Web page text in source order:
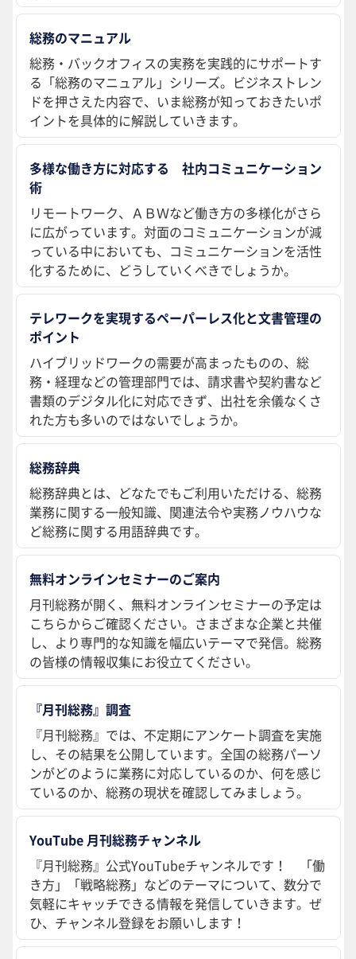
総務のマニュアル
総務・バックオフィスの実務を実践的にサポートす
る「総務のマニュアル」シリーズ。ビジネストレン
ドを押さえた内容で、いま総務が知っておきたいポ
イントを具体的に解説していきます。
多様な働き方に対応する 社内コミュニケーション
術
リモートワーク、ＡＢＷなど働き方の多様化がさら
に広がっています。対面のコミュニケーションが減
っている中においても、コミュニケーションを活性
化するために、どうしていくべきでしょうか。
テレワークを実現するペーパーレス化と文書管理の
ポイント
ハイブリッドワークの需要が高まったものの、総
務・経理などの管理部門では、請求書や契約書など
書類のデジタル化に対応できず、出社を余儀なくさ
れた方も多いのではないでしょうか。
総務辞典
総務辞典とは、どなたでもご利用いただける、総務
業務に関する一般知識、関連法令や実務ノウハウな
ど総務に関する用語辞典です。
無料オンラインセミナーのご案内
月刊総務が開く、無料オンラインセミナーの予定は
こちらからご確認ください。さまざまな企業と共催
し、より専門的な知識を幅広いテーマで発信。総務
の皆様の情報収集にお役立てください。
『月刊総務』調査
『月刊総務』では、不定期にアンケート調査を実施
し、その結果を公開しています。全国の総務パーソ
ンがどのように業務に対応しているのか、何を感じ
ているのか、総務の現状を確認してみましょう。
YouTube 月刊総務チャンネル
『月刊総務』公式YouTubeチャンネルです！ 「働
き方」「戦略総務」などのテーマについて、数分で
気軽にキャッチできる情報を発信していきます。ぜ
ひ、チャンネル登録をお願いします！